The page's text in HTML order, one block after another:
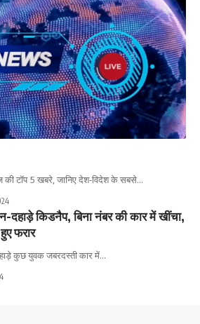
टॉप 5 खबरे, जानिए देश-विदेश के सबसे…
दहाड़े किडनैप, बिना नंबर की कार में खींचा,
फरार
कुछ युवक जबरदस्ती कार में…